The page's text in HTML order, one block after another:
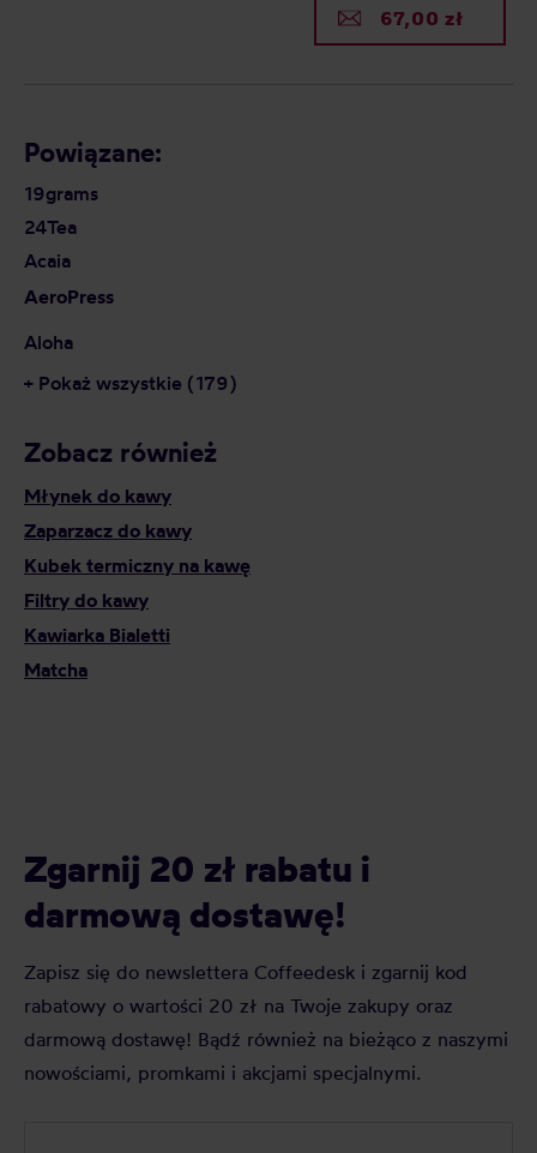
67,00 zł
Powiązane:
19grams
24Tea
Acaia
AeroPress
Aloha
+ Pokaż wszystkie (179)
Zobacz również
Młynek do kawy
Zaparzacz do kawy
Kubek termiczny na kawę
Filtry do kawy
Kawiarka Bialetti
Matcha
Zgarnij 20 zł rabatu i
darmową dostawę!
Zapisz się do newslettera Coffeedesk i zgarnij kod
rabatowy o wartości 20 zł na Twoje zakupy oraz
darmową dostawę! Bądź również na bieżąco z naszymi
nowościami, promkami i akcjami specjalnymi.